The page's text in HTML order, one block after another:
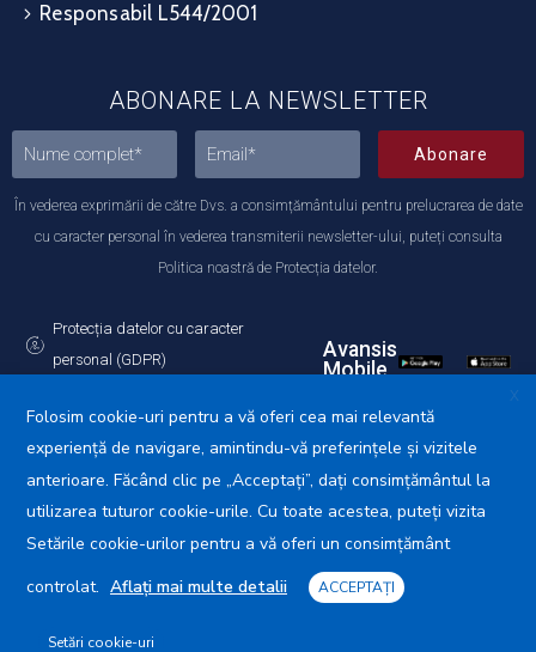
Responsabil L544/2001
ABONARE LA NEWSLETTER
Abonare
În vederea exprimării de către Dvs. a consimțământului pentru prelucrarea de date
cu caracter personal în vederea transmiterii newsletter-ului, puteți consulta
Politica noastră de Protecția datelor.
Protecția datelor cu caracter
personal (GDPR)
Avansis
Mobile
Primăria Municipiului Călărași © 2025. Toate drepturile
X
Folosim cookie-uri pentru a vă oferi cea mai relevantă
experiență de navigare, amintindu-vă preferințele și vizitele
anterioare. Făcând clic pe „Acceptați”, dați consimțământul la
utilizarea tuturor cookie-urile. Cu toate acestea, puteți vizita
Setările cookie-urilor pentru a vă oferi un consimțământ
controlat. Aflați mai multe detalii ACCEPTAȚI
Setări cookie-uri